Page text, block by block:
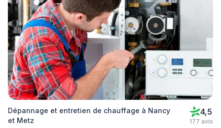
Dépannage et entretien de chauffage à Nancy
et Metz
4,5
177 avis